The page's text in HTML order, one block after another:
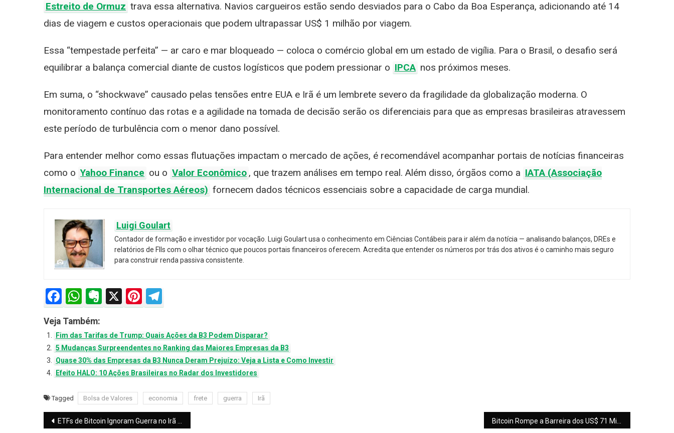
Estreito de Ormuz trava essa alternativa. Navios cargueiros estão sendo desviados para o Cabo da Boa Esperança, adicionando até 14
dias de viagem e custos operacionais que podem ultrapassar US$ 1 milhão por viagem.
Essa “tempestade perfeita” — ar caro e mar bloqueado — coloca o comércio global em um estado de vigília. Para o Brasil, o desafio será
equilibrar a balança comercial diante de custos logísticos que podem pressionar o IPCA nos próximos meses.
Em suma, o “shockwave” causado pelas tensões entre EUA e Irã é um lembrete severo da fragilidade da globalização moderna. O
monitoramento contínuo das rotas e a agilidade na tomada de decisão serão os diferenciais para que as empresas brasileiras atravessem
este período de turbulência com o menor dano possível.
Para entender melhor como essas flutuações impactam o mercado de ações, é recomendável acompanhar portais de notícias financeiras
como o Yahoo Finance ou o Valor Econômico , que trazem análises em tempo real. Além disso, órgãos como a IATA (Associação
Internacional de Transportes Aéreos) fornecem dados técnicos essenciais sobre a capacidade de carga mundial.
Luigi Goulart
Contador de formação e investidor por vocação. Luigi Goulart usa o conhecimento em Ciências Contábeis para ir além da notícia — analisando balanços, DREs e
relatórios de FIIs com o olhar técnico que poucos portais financeiros oferecem. Acredita que entender os números por trás dos ativos é o caminho mais seguro
para construir renda passiva consistente.
Facebook
WhatsApp
Evernote
X Pinterest
Veja Também:
Fim das Tarifas de Trump: Quais Ações da B3 Podem Disparar?
5 Mudanças Surpreendentes no Ranking das Maiores Empresas da B3
Quase 30% das Empresas da B3 Nunca Deram Prejuízo: Veja a Lista e Como Investir
Efeito HALO: 10 Ações Brasileiras no Radar dos Investidores
Tagged Bolsa de Valores economia frete guerra Irã
Navegação
ETFs de Bitcoin Ignoram Guerra no Irã e Sobem Forte